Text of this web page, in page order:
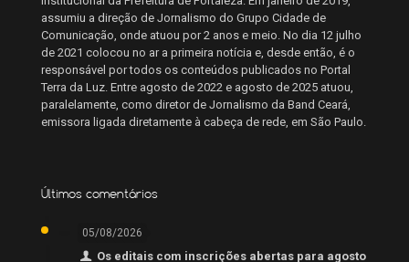
assumiu a direção de Jornalismo do Grupo Cidade de
Comunicação, onde atuou por 2 anos e meio. No dia 12 julho
de 2021 colocou no ar a primeira notícia e, desde então, é o
responsável por todos os conteúdos publicados no Portal
Terra da Luz. Entre agosto de 2022 e agosto de 2025 atuou,
paralelamente, como diretor de Jornalismo da Band Ceará,
emissora ligada diretamente à cabeça de rede, em São Paulo.
Últimos comentários
05/08/2026
Os editais com inscrições abertas para agosto